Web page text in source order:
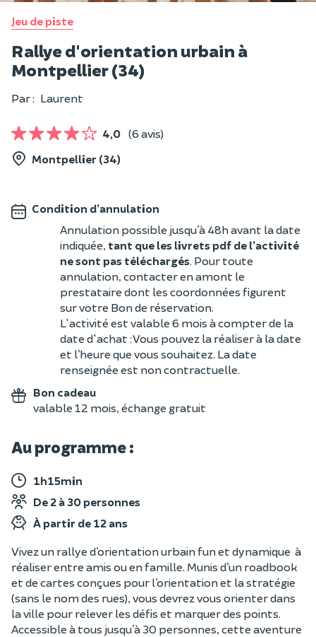
Jeu de piste
Rallye d'orientation urbain à
Montpellier (34)
Par : Laurent
4,0 (6 avis)
Montpellier (34)
Condition d’annulation
Annulation possible jusqu’à 48h avant la date
indiquée, tant que les livrets pdf de l’activité
ne sont pas téléchargés. Pour toute
annulation, contacter en amont le
prestataire dont les coordonnées figurent
sur votre Bon de réservation.
L'activité est valable 6 mois à compter de la
date d'achat : Vous pouvez la réaliser à la date
et l’heure que vous souhaitez. La date
renseignée est non contractuelle.
Bon cadeau
valable 12 mois, échange gratuit
Au programme :
1h15min
De 2 à 30 personnes
À partir de 12 ans
Vivez un rallye d’orientation urbain fun et dynamique à
réaliser entre amis ou en famille. Munis d’un roadbook
et de cartes conçues pour l’orientation et la stratégie
(sans le nom des rues), vous devrez vous orienter dans
la ville pour relever les défis et marquer des points.
Accessible à tous jusqu’à 30 personnes, cette aventure